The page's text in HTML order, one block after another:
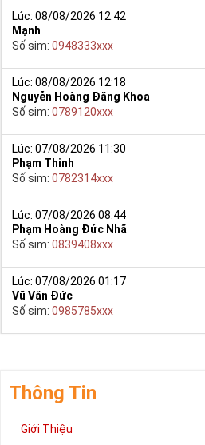
Lúc: 08/08/2026 12:42
Mạnh
Số sim: 0948333xxx
Lúc: 08/08/2026 12:18
Nguyễn Hoàng Đăng Khoa
Số sim: 0789120xxx
Lúc: 07/08/2026 11:30
Phạm Thinh
Số sim: 0782314xxx
Lúc: 07/08/2026 08:44
Phạm Hoàng Đức Nhã
Số sim: 0839408xxx
Lúc: 07/08/2026 01:17
Vũ Văn Đức
Số sim: 0985785xxx
Thông Tin
Giới Thiệu